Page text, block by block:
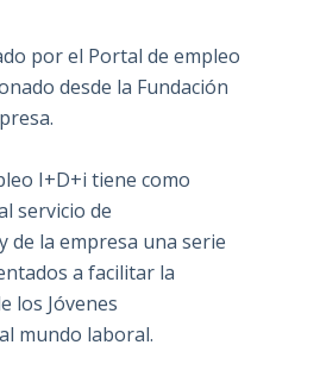
por el Portal de empleo
desde la Fundación
I+D+i tiene como
servicio de
de la empresa una serie
a facilitar la
los Jóvenes
mundo laboral.